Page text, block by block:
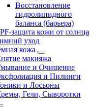
Восстановление
гидролипидного
баланса (барьера)
защита кожи от солнца
уход
кожа
макияжа
и Очищение
и Пилинги
и Лосьоны
Гели, Сыворотки